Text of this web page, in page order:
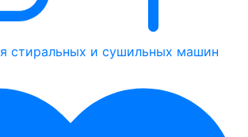
стиральных и сушильных машин